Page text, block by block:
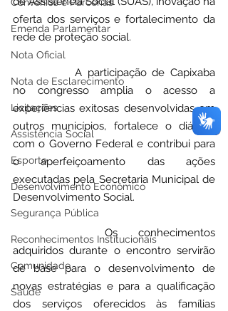
Emenda Parlamentar
Nota Oficial
Nota de Esclarecimento
Licitações
Assistência Social
Esporte
Desenvolvimento Econômico
Segurança Pública
Reconhecimentos Institucionais
Comunidade
Saúde
oferta dos serviços e fortalecimento da
rede de proteção social.
		A participação de Capixaba
no congresso amplia o acesso a
experiências exitosas desenvolvidas em
outros municípios, fortalece o diálogo
com o Governo Federal e contribui para
o aperfeiçoamento das ações
executadas pela Secretaria Municipal de
Desenvolvimento Social.
		Os conhecimentos
adquiridos durante o encontro servirão
de base para o desenvolvimento de
novas estratégias e para a qualificação
dos serviços oferecidos às famílias